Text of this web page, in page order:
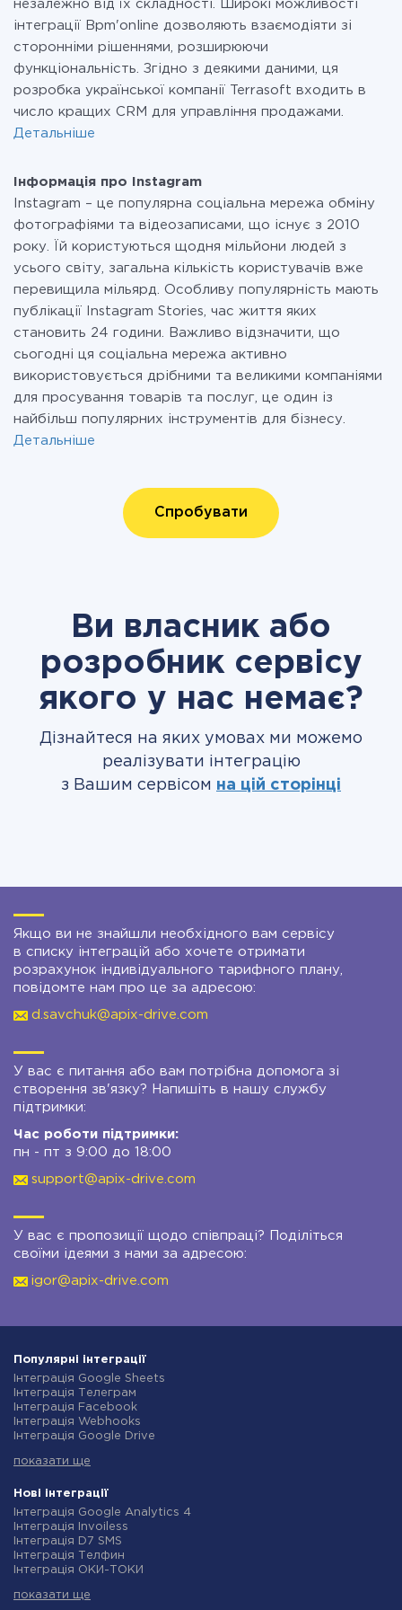
незалежно від їх складності. Широкі можливості
інтеграції Bpm'online дозволяють взаємодіяти зі
сторонніми рішеннями, розширюючи
функціональність. Згідно з деякими даними, ця
розробка української компанії Terrasoft входить в
число кращих CRM для управління продажами.
Детальніше
Інформація про Instagram
Instagram – це популярна соціальна мережа обміну
фотографіями та відеозаписами, що існує з 2010
року. Їй користуються щодня мільйони людей з
усього світу, загальна кількість користувачів вже
перевищила мільярд. Особливу популярність мають
публікації Instagram Stories, час життя яких
становить 24 години. Важливо відзначити, що
сьогодні ця соціальна мережа активно
використовується дрібними та великими компаніями
для просування товарів та послуг, це один із
найбільш популярних інструментів для бізнесу.
Детальніше
Спробувати
Ви власник або
розробник сервісу
якого у нас немає?
Дізнайтеся на яких умовах ми можемо
реалізувати інтеграцію
з Вашим сервісом на цій сторінці
Якщо ви не знайшли необхідного вам сервісу
в списку інтеграцій або хочете отримати
розрахунок індивідуального тарифного плану,
повідомте нам про це за адресою:
d.savchuk@apix-drive.com
У вас є питання або вам потрібна допомога зі
створення зв'язку? Напишіть в нашу службу
підтримки:
Час роботи підтримки:
пн - пт з 9:00 до 18:00
support@apix-drive.com
У вас є пропозиції щодо співпраці? Поділіться
своїми ідеями з нами за адресою:
igor@apix-drive.com
Популярні інтеграції
Інтеграція Google Sheets
Інтеграція Телеграм
Інтеграція Facebook
Інтеграція Webhooks
Інтеграція Google Drive
Інтеграція Gmail
Інтеграція Rozetka
Інтеграція OpenAI (ChatGPT)
Інтеграція Binotel
Інтеграція Prom
Інтеграція Приват24
Інтеграція OLX
Інтеграція SendPulse
показати ще
Нові інтеграції
Інтеграція Google Analytics 4
Інтеграція Invoiless
Інтеграція D7 SMS
Інтеграція Телфин
Інтеграція ОКИ-ТОКИ
Інтеграція Microsoft Dynamics 365
показати ще